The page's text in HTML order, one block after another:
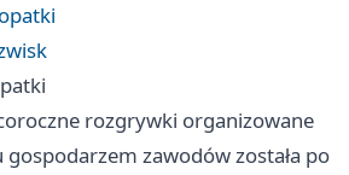
rozgrywki organizowane
zawodów została po